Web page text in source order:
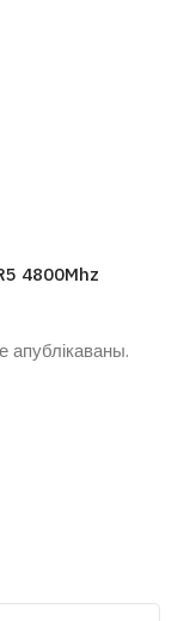
4800Mhz